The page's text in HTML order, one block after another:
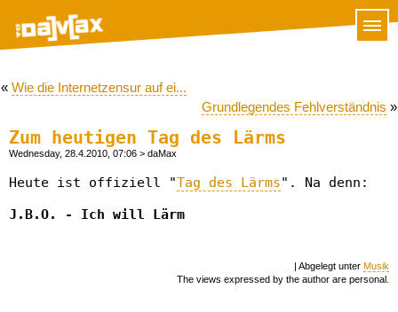
« Wie die Internetzensur auf ei...
Grundlegendes Fehlverständnis »
Zum heutigen Tag des Lärms
Wednesday, 28.4.2010, 07:06 > daMax
Heute ist offiziell "Tag des Lärms". Na denn:
J.B.O. - Ich will Lärm
| Abgelegt unter Musik
The views expressed by the author are personal.